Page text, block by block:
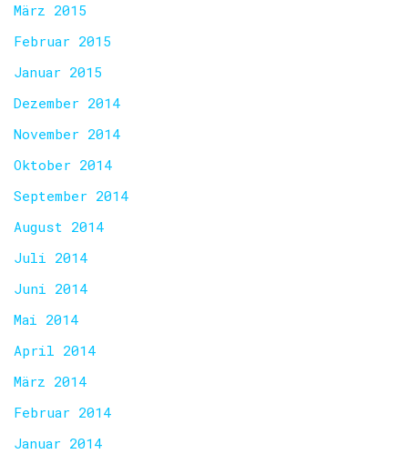
März 2015
Februar 2015
Januar 2015
Dezember 2014
November 2014
Oktober 2014
September 2014
August 2014
Juli 2014
Juni 2014
Mai 2014
April 2014
März 2014
Februar 2014
Januar 2014